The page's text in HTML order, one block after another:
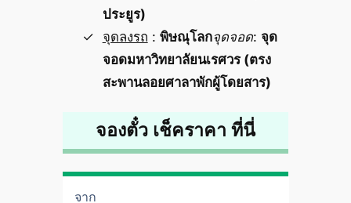
ประยูร)
จุดลงรถ : พิษณุโลกจุดจอด: จุด
จอดมหาวิทยาลัยนเรศวร (ตรง
สะพานลอยศาลาพักผู้โดยสาร)
จองตั๋ว เช็คราคา ที่นี่